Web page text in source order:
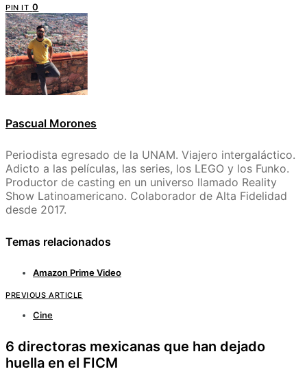
PIN IT 0
Pascual Morones
Periodista egresado de la UNAM. Viajero intergaláctico.
Adicto a las películas, las series, los LEGO y los Funko.
Productor de casting en un universo llamado Reality
Show Latinoamericano. Colaborador de Alta Fidelidad
desde 2017.
Temas relacionados
Amazon Prime Video
PREVIOUS ARTICLE
Cine
6 directoras mexicanas que han dejado
huella en el FICM